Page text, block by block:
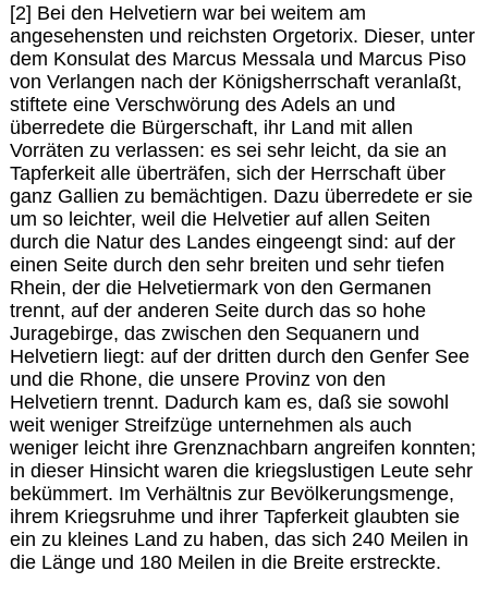
[2] Bei den Helvetiern war bei weitem am
angesehensten und reichsten Orgetorix. Dieser, unter
dem Konsulat des Marcus Messala und Marcus Piso
von Verlangen nach der Königsherrschaft veranlaßt,
stiftete eine Verschwörung des Adels an und
überredete die Bürgerschaft, ihr Land mit allen
Vorräten zu verlassen: es sei sehr leicht, da sie an
Tapferkeit alle überträfen, sich der Herrschaft über
ganz Gallien zu bemächtigen. Dazu überredete er sie
um so leichter, weil die Helvetier auf allen Seiten
durch die Natur des Landes eingeengt sind: auf der
einen Seite durch den sehr breiten und sehr tiefen
Rhein, der die Helvetiermark von den Germanen
trennt, auf der anderen Seite durch das so hohe
Juragebirge, das zwischen den Sequanern und
Helvetiern liegt: auf der dritten durch den Genfer See
und die Rhone, die unsere Provinz von den
Helvetiern trennt. Dadurch kam es, daß sie sowohl
weit weniger Streifzüge unternehmen als auch
weniger leicht ihre Grenznachbarn angreifen konnten;
in dieser Hinsicht waren die kriegslustigen Leute sehr
bekümmert. Im Verhältnis zur Bevölkerungsmenge,
ihrem Kriegsruhme und ihrer Tapferkeit glaubten sie
ein zu kleines Land zu haben, das sich 240 Meilen in
die Länge und 180 Meilen in die Breite erstreckte.